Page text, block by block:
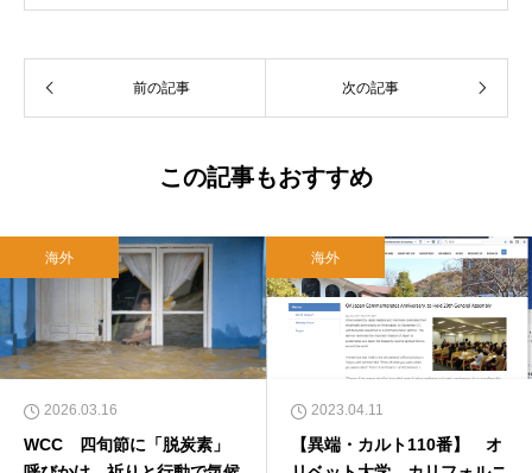
前の記事 次の記事
この記事もおすすめ
海外
2026.03.16
WCC 四旬節に「脱炭素」
海外
2023.04.11
【異端・カルト110番】 オ